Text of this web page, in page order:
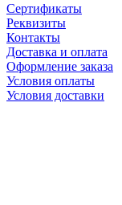
Сертификаты
Реквизиты
Контакты
Доставка и оплата
Оформление заказа
Условия оплаты
Условия доставки